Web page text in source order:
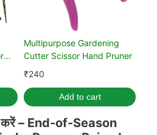
Multipurpose Gardening
Cutter Scissor Hand Pruner
₹240
Add to cart
करें – End-of-Season